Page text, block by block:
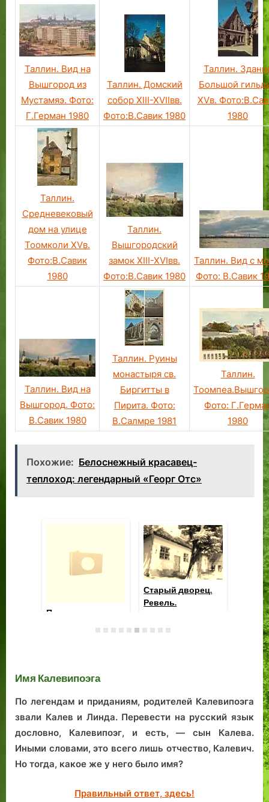
Таллин. Вид на
Вышгород из
Мустамяэ. Фото:
Г.Герман 1980
Таллин. Домский
собор XIII-XVIIвв.
Фото:В.Савик 1980
Таллин.
Большой
XVв.
1980
Таллин.
Средневековый
дом на улице
Тоомколи XVв.
Фото:В.Савик
1980
Таллин.
Вышгородский
замок XIII-XVIвв.
Фото:В.Савик 1980
Таллин. Вид с
Фото: В.Савик
Таллин. Вид на
Вышгород. Фото:
В.Савик 1980
Таллин. Руины
монастыря св.
Биргитты в
Пирита. Фото:
В.Салмре 1981
Таллин.
Фото:
1980
Похожие: Белоснежный красавец-
теплоход: легендарный «Георг Отс»
Таллиннский
в
Имя Калевипоэга
По легендам и приданиям, родителей Калевипоэга
звали Калев и Линда. Перевести на русский язык
дословно, Калевипоэг, и есть, — сын Калева.
Иными словами, это всего лишь отчество, Калевич.
Но тогда, какое же у него было имя?
Правильный ответ, здесь!